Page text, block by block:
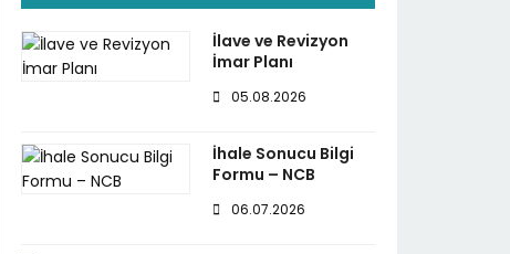
İlave ve Revizyon
İmar Planı
05.08.2026
İhale Sonucu Bilgi
Formu – NCB
06.07.2026